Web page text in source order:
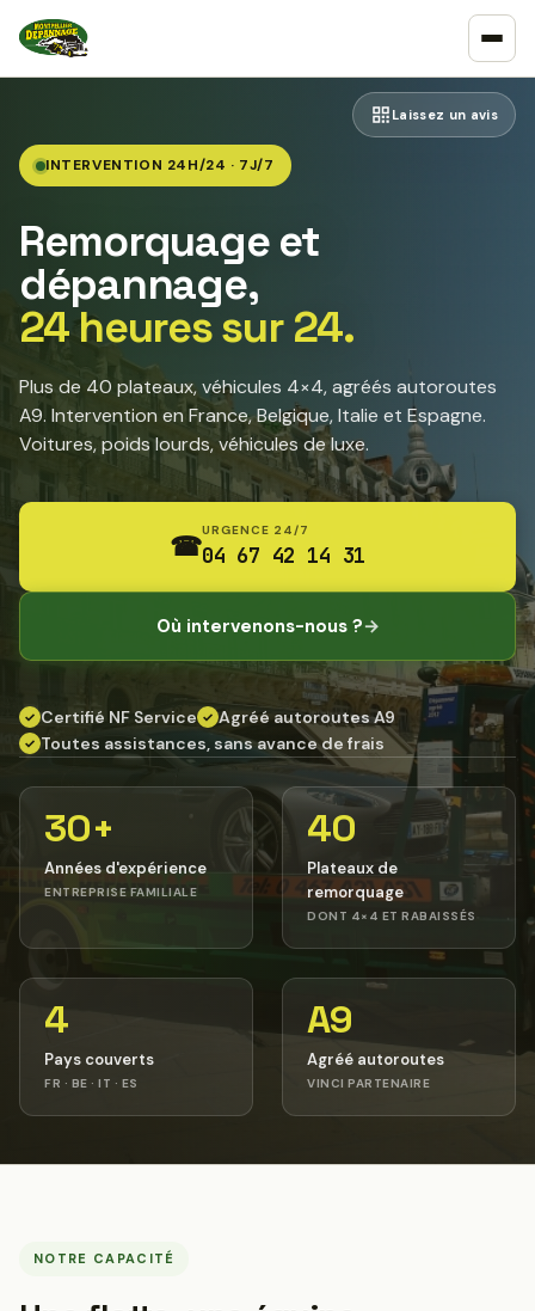
Laissez un avis
INTERVENTION 24H/24 · 7J/7
Remorquage et
dépannage,
24 heures sur 24.
Plus de 40 plateaux, véhicules 4×4, agréés autoroutes
A9. Intervention en France, Belgique, Italie et Espagne.
Voitures, poids lourds, véhicules de luxe.
☎URGENCE 24/7
04 67 42 14 31
Où intervenons-nous ?→
✓ Certifié NF Service ✓ Agréé autoroutes A9
✓ Toutes assistances, sans avance de frais
30+
Années d'expérience
ENTREPRISE FAMILIALE
40
Plateaux de
remorquage
DONT 4×4 ET RABAISSÉS
4
Pays couverts
FR · BE · IT · ES
A9
Agréé autoroutes
VINCI PARTENAIRE
NOTRE CAPACITÉ